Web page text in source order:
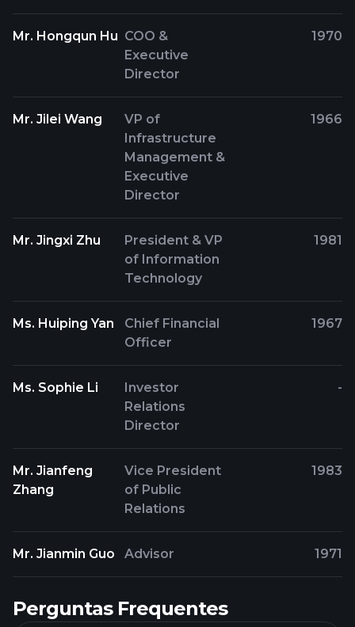
Mr. Hongqun Hu COO &
Executive
Director
1970
Mr. Jilei Wang
VP of
Infrastructure
Management &
Executive
Director
1966
Mr. Jingxi Zhu
President & VP
of Information
Technology
1981
Ms. Huiping Yan
Chief Financial
Officer
1967
Ms. Sophie Li
Investor
Relations
Director
-
Mr. Jianfeng
Zhang
Vice President
of Public
Relations
1983
Mr. Jianmin Guo Advisor 1971
Perguntas Frequentes